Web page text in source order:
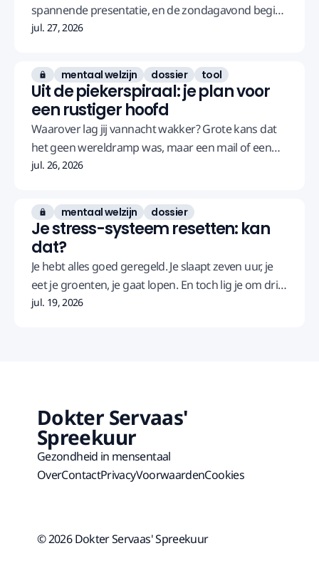
spannende presentatie, en de zondagavond begint
het al te nijpen. Vroeger loste dat zich maandag
week.
jul. 27, 2026
Alleen voor leden
mentaal welzijn dossier tool
Uit de piekerspiraal: je plan voor
een rustiger hoofd
Waarover lag jij vannacht wakker? Grote kans dat
het geen wereldramp was, maar een mail of een
opmerking van een collega. Overdag kon je het
bed te wachten. Je pakte de gedachte vast, en voor
je het wist had ze je helemaal in haar macht.
jul. 26, 2026
Alleen voor leden
mentaal welzijn dossier
Je stress-systeem resetten: kan
dat?
Je hebt alles goed geregeld. Je slaapt zeven uur, je
eet je groenten, je gaat lopen. En toch lig je om drie
uur 's nachts wakker. Je koffie overdag doet niets
jul. 19, 2026
Dokter Servaas'
Spreekuur
Gezondheid in mensentaal
OverContactPrivacyVoorwaardenCookies
© 2026 Dokter Servaas' Spreekuur